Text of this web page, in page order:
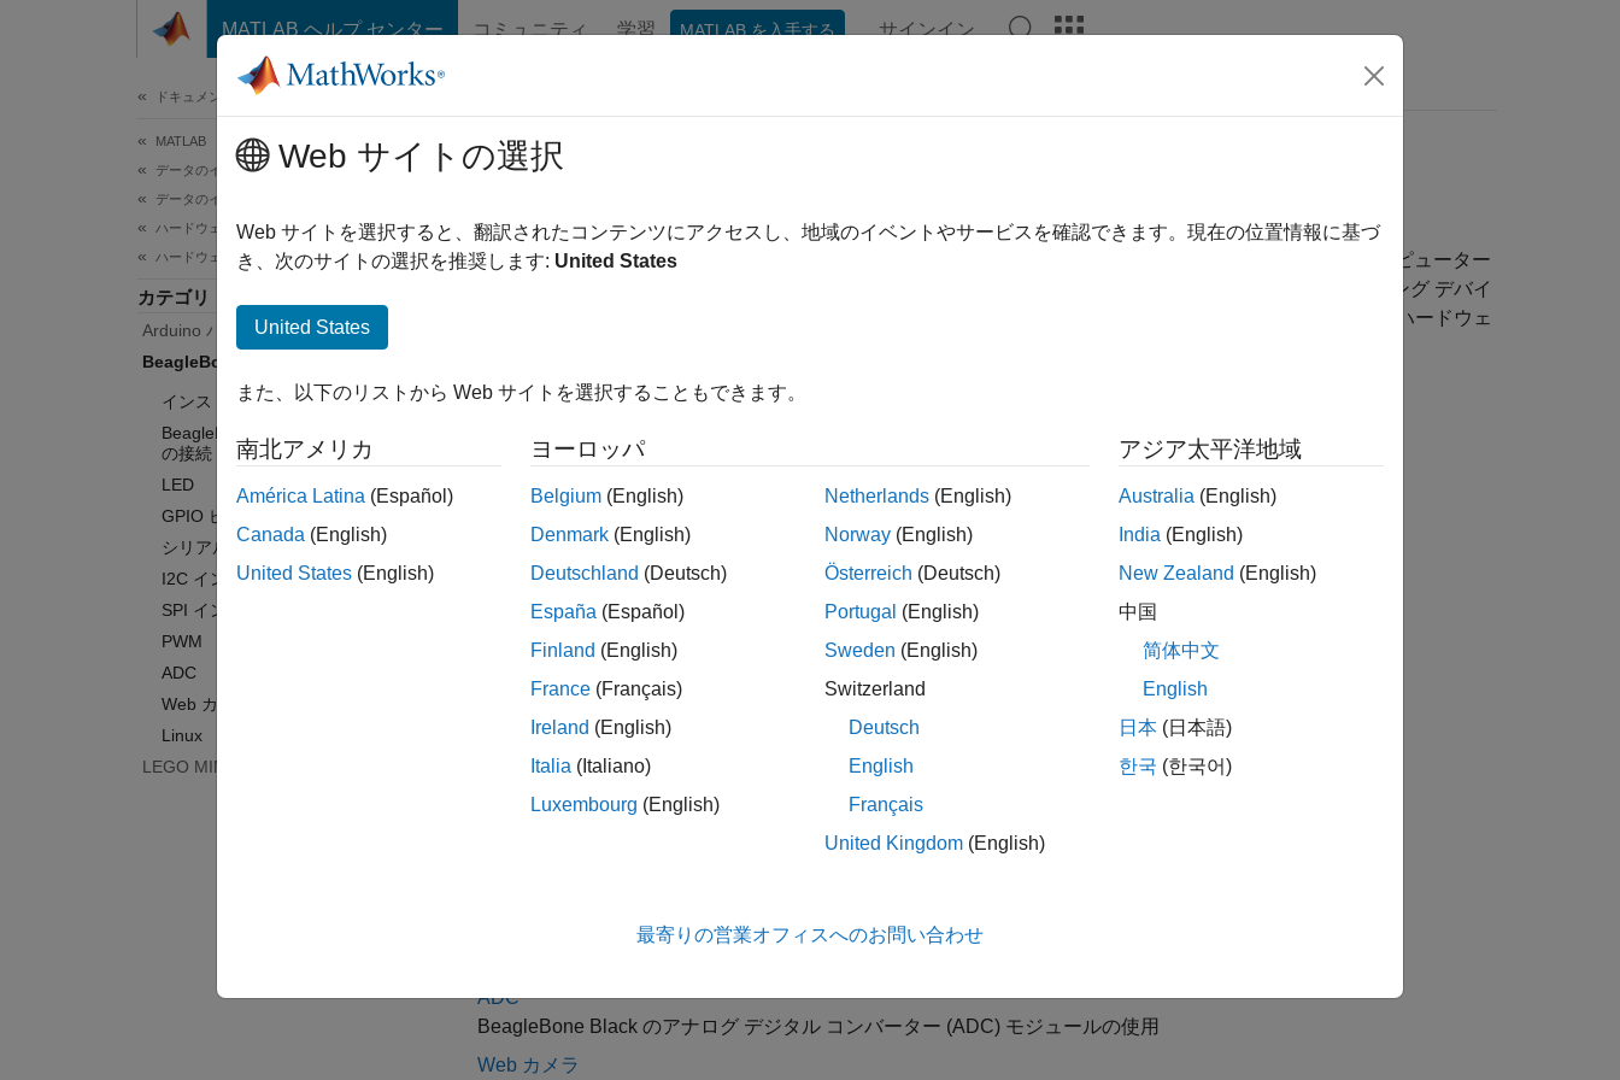
コンテンツへスキップ
MATLAB ヘルプ センター コミュニティ 学習 MATLAB を入手する サインイン
ドキュメンテーションのホーム
MATLAB
データのインポートと解析
データのインポートとエクスポート
ハードウェアとネットワーク通信
ハードウェア ボードとキット
カテゴリ
Arduino ハードウェア
BeagleBone Black
インストールと設定
BeagleBone Black ハードウェアへ
の接続
LED
GPIO ピン
シリアル ポート
I2C インターフェイス
SPI インターフェイス
PWM
ADC
Web カメラ
Linux
LEGO MINDSTORMS EV3
BeagleBone Black
MATLAB® からの BeagleBone Black の操作
MATLAB Support Package for BeagleBone
を使用すると、MATLAB を実行しているコンピューター
からリモートで BeagleBone Black と通信できます。BeagleBone Black に接続されたセンサーとイメージング デバイ
スからデータを取得して MATLAB で処理できます。GPIO、シリアル、I2C、および SPI ピンを介して他のハードウェ
カテゴリ
インストールと設定
ハードウェア用のサポートのインストール、ファームウェアの更新、およびハードウェアへの接続
BeagleBone Black ハードウェアへの接続
BeagleBone Black の LED の使用
GPIO ピン
BeagleBone Black の GPIO ピンの使用
シリアル ポート
BeagleBone Black のシリアル ポートの使用
I2C インターフェイス
ADC
BeagleBone Black のアナログ デジタル コンバーター (ADC) モジュールの使用
Web カメラ
Web サイトの選択
Web サイトを選択すると、翻訳されたコンテンツにアクセスし、地域のイベントやサービスを確認できます。現在の位置情報に基づ
き、次のサイトの選択を推奨します: United States
United States
また、以下のリストから Web サイトを選択することもできます。
南北アメリカ
América Latina (Español)
Canada (English)
United States (English)
ヨーロッパ
Belgium (English)
Denmark (English)
Deutschland (Deutsch)
España (Español)
Finland (English)
France (Français)
Ireland (English)
Italia (Italiano)
Luxembourg (English)
Netherlands (English)
Norway (English)
Österreich (Deutsch)
Portugal (English)
Sweden (English)
Switzerland
Deutsch
English
Français
United Kingdom (English)
アジア太平洋地域
Australia (English)
India (English)
New Zealand (English)
中国
简体中文
English
日本 (日本語)
한국 (한국어)
最寄りの営業オフィスへのお問い合わせ